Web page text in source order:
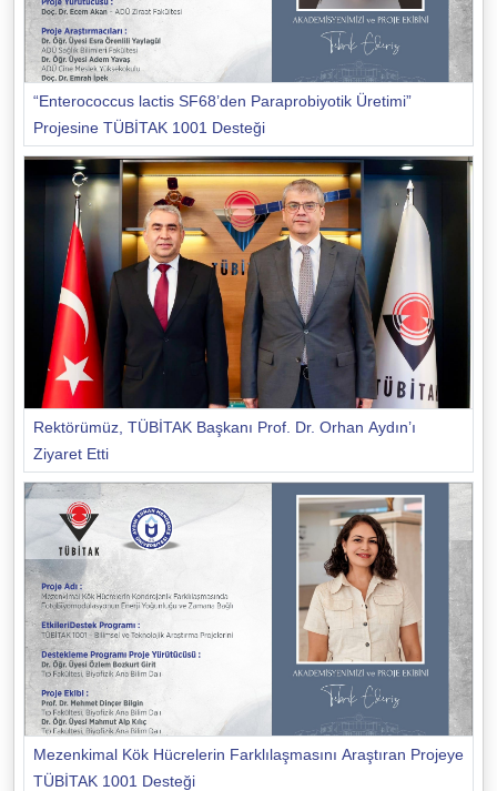
“Enterococcus lactis SF68’den Paraprobiyotik Üretimi”
Projesine TÜBİTAK 1001 Desteği
Rektörümüz, TÜBİTAK Başkanı Prof. Dr. Orhan Aydın’ı
Ziyaret Etti
Mezenkimal Kök Hücrelerin Farklılaşmasını Araştıran Projeye
TÜBİTAK 1001 Desteği